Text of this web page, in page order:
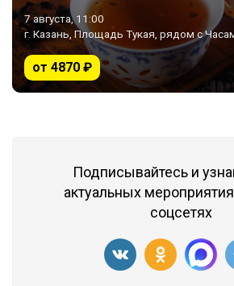
7 августа, 11:00
от 4870 ₽
Подписывайтесь и
актуальных
соцсетях